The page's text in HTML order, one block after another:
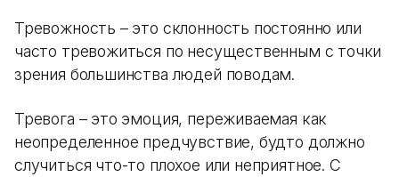
Тревожность – это склонность постоянно или
часто тревожиться по несущественным с точки
зрения большинства людей поводам.
Тревога – это эмоция, переживаемая как
неопределенное предчувствие, будто должно
случиться что-то плохое или неприятное. С